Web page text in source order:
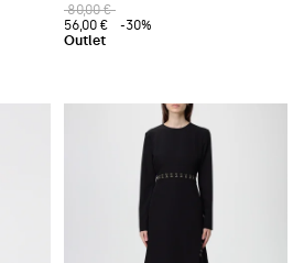
80,00 €
56,00 €
-30%